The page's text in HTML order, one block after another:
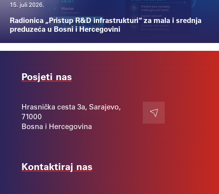
15. juli 2026.
Radionica „Pristup R&D infrastrukturi“ za mala i srednja
preduzeća u Bosni i Hercegovini
Posjeti nas
Hrasnička cesta 3a, Sarajevo,
71000
Bosna i Hercegovina
Kontakt
Kontaktiraj nas